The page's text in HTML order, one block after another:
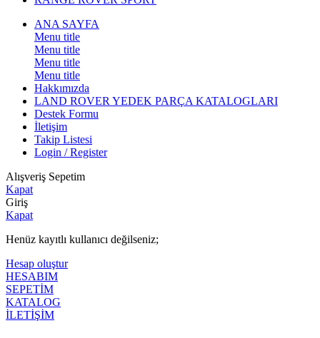
ANA SAYFA
Menu title
Menu title
Menu title
Menu title
Hakkımızda
LAND ROVER YEDEK PARÇA KATALOGLARI
Destek Formu
İletişim
Takip Listesi
Login / Register
Alışveriş Sepetim
Kapat
Giriş
Kapat
Henüz kayıtlı kullanıcı değilseniz;
Hesap oluştur
HESABIM
SEPETİM
KATALOG
İLETİŞİM